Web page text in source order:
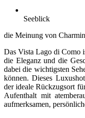
Seeblick
die Meinung von
Das Vista Lago di Como
die Eleganz und die
dabei die wichtigsten
können. Dieses
der ideale Rückzugsort
Aufenthalt mit
aufmerksamen,